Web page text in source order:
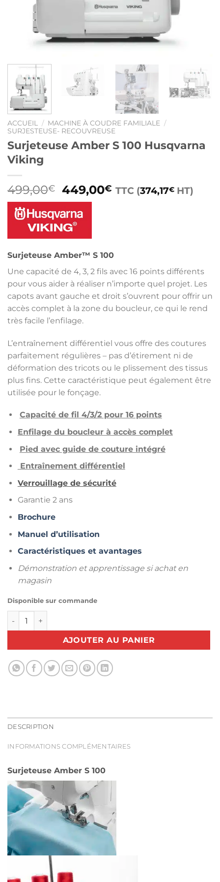
ACCUEIL / MACHINE À COUDRE FAMILIALE /
SURJESTEUSE- RECOUVREUSE
Surjeteuse Amber S 100 Husqvarna
Viking
499,00€
Le
prix
initial
était :
499,00€.
449,00€ Le
TTC (374,17€ HT)
Surjeteuse Amber™ S 100
Une capacité de 4, 3, 2 fils avec 16 points différents
pour vous aider à réaliser n’importe quel projet. Les
capots avant gauche et droit s’ouvrent pour offrir un
accès complet à la zone du boucleur, ce qui le rend
très facile l’enfilage.
L’entraînement différentiel vous offre des coutures
parfaitement régulières – pas d’étirement ni de
déformation des tricots ou le plissement des tissus
plus fins. Cette caractéristique peut également être
utilisée pour le fonçage.
Capacité de fil 4/3/2 pour 16 points
Enfilage du boucleur à accès complet
Pied avec guide de couture intégré
Entraînement différentiel
Verrouillage de sécurité
Garantie 2 ans
Brochure
Manuel d’utilisation
Caractéristiques et avantages
Démonstration et apprentissage si achat en
magasin
Disponible sur commande
quantité de Surjeteuse Amber S 100 Husqvarna Viking
AJOUTER AU PANIER
DESCRIPTION
INFORMATIONS COMPLÉMENTAIRES
Surjeteuse Amber S 100